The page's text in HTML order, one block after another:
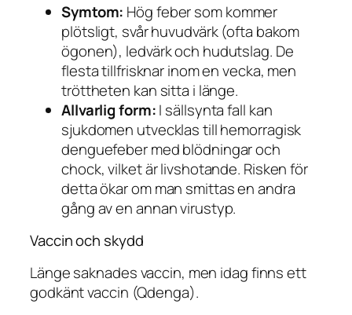
Symtom: Hög feber som kommer
plötsligt, svår huvudvärk (ofta bakom
ögonen), ledvärk och hudutslag. De
flesta tillfrisknar inom en vecka, men
tröttheten kan sitta i länge.
Allvarlig form:I sällsynta fall kan
sjukdomen utvecklas till hemorragisk
denguefeber med blödningar och
chock, vilket är livshotande. Risken för
detta ökar om man smittas en andra
gång av en annan virustyp.
Vaccin och skydd
Länge saknades vaccin, men idag finns ett
godkänt vaccin (Qdenga).